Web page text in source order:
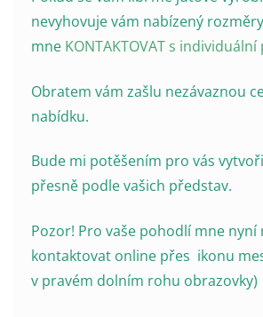
nevyhovuje vám nabízený
mne KONTAKTOVAT s
Obratem vám zašlu nezávaznou
nabídku.
Bude mi potěšením pro vás
přesně podle vašich představ.
Pozor! Pro vaše pohodlí mne nyní
kontaktovat online přes ikonu
v pravém dolním rohu obrazovky)